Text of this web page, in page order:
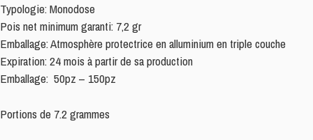
Typologie: Monodose
Pois net minimum garanti: 7,2 gr
Emballage: Atmosphère protectrice en alluminium en triple couche
Expiration: 24 mois à partir de sa production
Emballage: 50pz – 150pz
Portions de 7.2 grammes